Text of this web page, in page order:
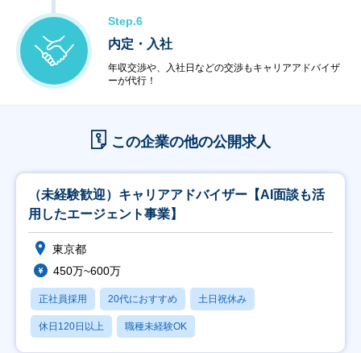
Step.6
内定・入社
年収交渉や、入社日などの交渉もキャリアアドバイザ
ーが代行！
この企業の他の公開求人
（未経験歓迎）キャリアアドバイザー【AI面談も活
用したエージェント事業】
東京都
450万~600万
正社員採用 20代におすすめ 土日祝休み
休日120日以上 職種未経験OK